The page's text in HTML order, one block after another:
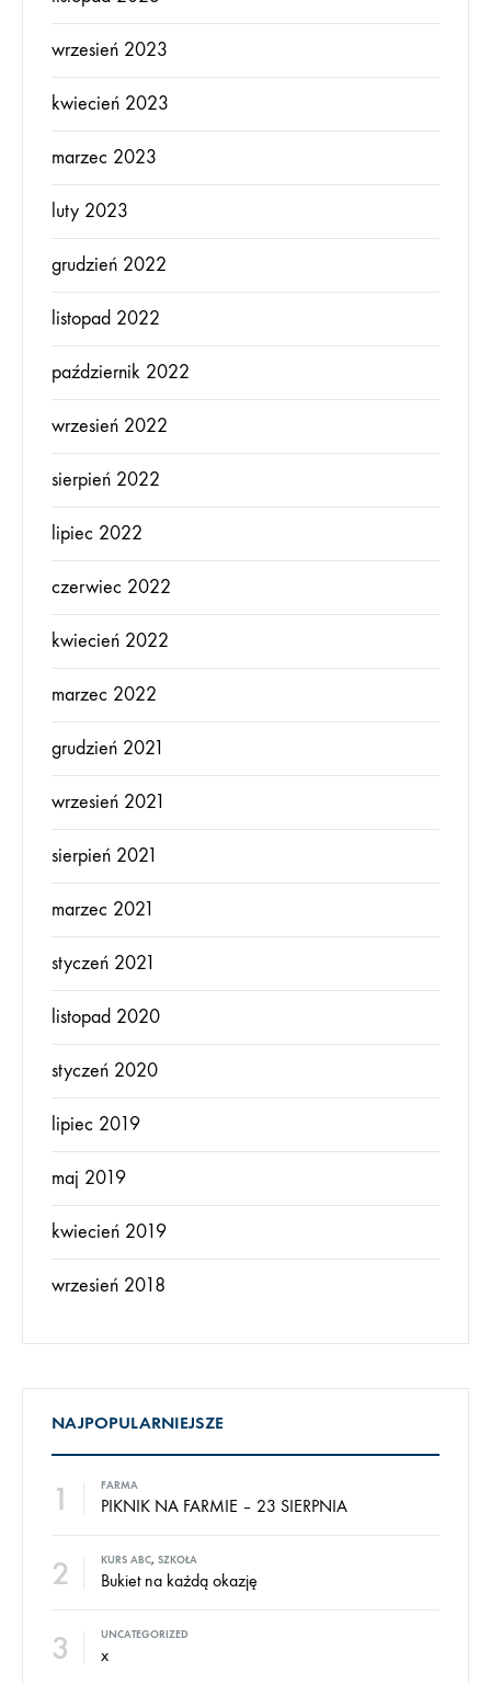
wrzesień 2023
kwiecień 2023
marzec 2023
luty 2023
grudzień 2022
listopad 2022
październik 2022
wrzesień 2022
sierpień 2022
lipiec 2022
czerwiec 2022
kwiecień 2022
marzec 2022
grudzień 2021
wrzesień 2021
sierpień 2021
marzec 2021
styczeń 2021
listopad 2020
styczeń 2020
lipiec 2019
maj 2019
kwiecień 2019
wrzesień 2018
NAJPOPULARNIEJSZE
1 FARMA
PIKNIK NA FARMIE – 23 SIERPNIA
2 KURS ABC, SZKOŁA
Bukiet na każdą okazję
3 UNCATEGORIZED
x